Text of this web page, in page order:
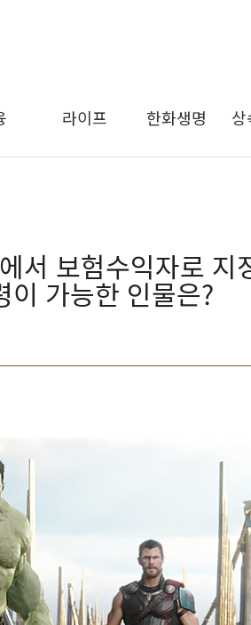
라이프 한화생명
서 보험수익자로 지
이 가능한 인물은?